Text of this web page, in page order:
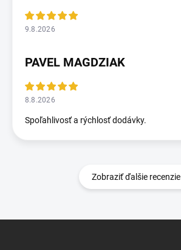
9.8.2026
PAVEL MAGDZIAK
8.8.2026
Spoľahlivosť a rýchlosť dodávky.
Zobraziť ďalšie recenzie